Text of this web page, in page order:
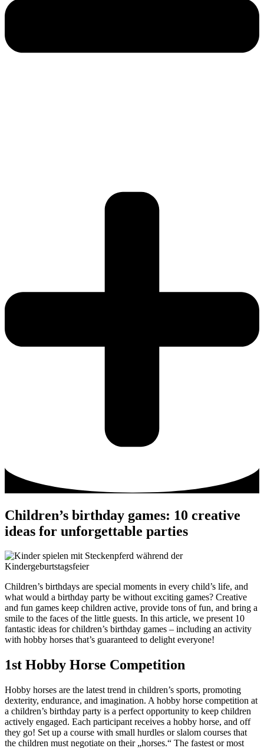
Children’s birthday games: 10 creative
ideas for unforgettable parties
Children’s birthdays are special moments in every child’s life, and
what would a birthday party be without exciting games? Creative
and fun games keep children active, provide tons of fun, and bring a
smile to the faces of the little guests. In this article, we present 10
fantastic ideas for children’s birthday games – including an activity
with hobby horses that’s guaranteed to delight everyone!
1st Hobby Horse Competition
Hobby horses are the latest trend in children’s sports, promoting
dexterity, endurance, and imagination. A hobby horse competition at
a children’s birthday party is a perfect opportunity to keep children
actively engaged. Each participant receives a hobby horse, and off
they go! Set up a course with small hurdles or slalom courses that
the children must negotiate on their „horses.“ The fastest or most